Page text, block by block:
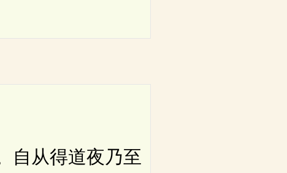
从得道夜乃至